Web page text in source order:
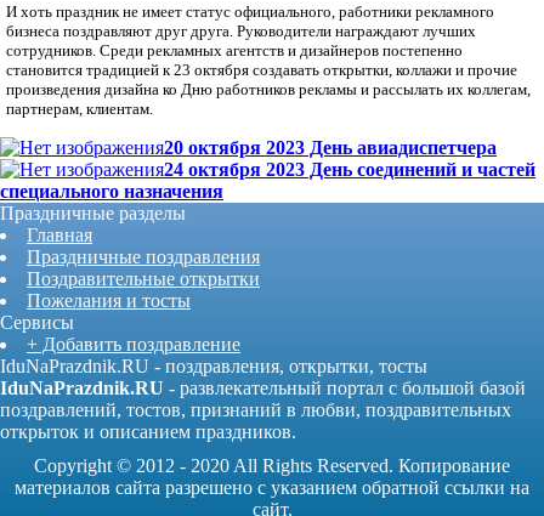
И хоть праздник не имеет статус официального, работники рекламного
бизнеса поздравляют друг друга. Руководители награждают лучших
сотрудников. Среди рекламных агентств и дизайнеров постепенно
становится традицией к 23 октября создавать открытки, коллажи и прочие
произведения дизайна ко Дню работников рекламы и рассылать их коллегам,
партнерам, клиентам.
20 октября 2023 День авиадиспетчера
24 октября 2023 День соединений и частей
специального назначения
Праздничные разделы
Главная
Праздничные поздравления
Поздравительные открытки
Пожелания и тосты
Сервисы
+ Добавить поздравление
IduNaPrazdnik.RU - поздравления, открытки, тосты
IduNaPrazdnik.RU - развлекательный портал с большой базой
поздравлений, тостов, признаний в любви, поздравительных
открыток и описанием праздников.
Copyright © 2012 - 2020 All Rights Reserved. Копирование
материалов сайта разрешено с указанием обратной ссылки на
сайт.